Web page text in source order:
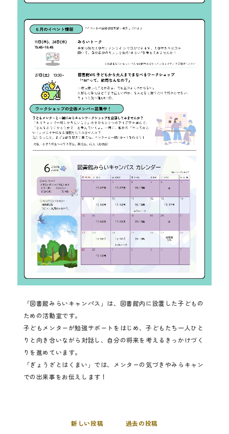
「図書館みらいキャンパス」は、図書館内に設置した子どもの
ための活動室です。
子どもメンターが勉強サポートをはじめ、子どもたち一人ひと
りと向き合いながら対話し、自分の将来を考えるきっかけづく
りを進めています。
「ぎょうざとはくまい」では、メンターの気づきやみらキャン
での出来事をお伝えします！
新しい投稿 過去の投稿